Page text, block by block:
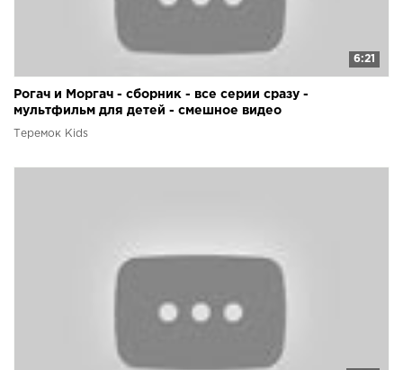
6:21
Рогач и Моргач - сборник - все серии сразу -
мультфильм для детей - смешное видео
Теремок Kids